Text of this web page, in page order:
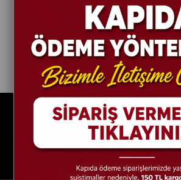
Size Özel
Hemen Kayıt Ol Fırsatlardan Önce Sen